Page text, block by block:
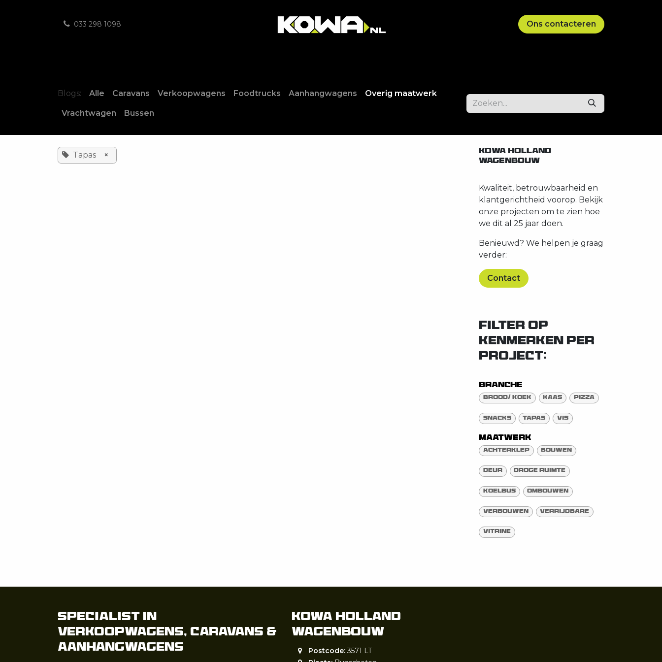
033 298 1098 Ons contacteren
Blogs: Alle Caravans Verkoopwagens Foodtruck​s Aanhangwagens Overig maatwerk
Vrachtwagen Bussen
Tapas ×
KOWA HOLLAND
WAGENBOUW
Kwaliteit, betrouwbaarheid en
klantgerichtheid voorop. Bekijk
onze projecten om te zien hoe
we dit al 25 jaar doen.
Benieuwd? We helpen je graag
verder:
Contact
FILTER OP
KENMERKEN PER
PROJECT:
Branche
Brood/ Koek Kaas Pizza
Snacks Tapas Vis
Maatwerk
Achterklep Bouwen
Deur Droge ruimte
Koelbus Ombouwen
Verbouwen Verrijdbare
Vitrine
Specialist in
Verkoopwagens, Caravans &
Aanhangwagens
Kowa Holland
wagenbouw
Postcode:3571 LT